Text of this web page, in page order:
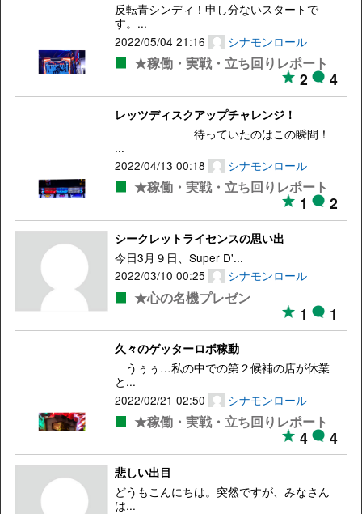
反転青シンディ！申し分ないスタートで
す。...
2022/05/04 21:16
シナモンロール
★稼働・実戦・立ち回りレポート
2 4
レッツディスクアップチャレンジ！
待っていたのはこの瞬間！
...
2022/04/13 00:18
シナモンロール
★稼働・実戦・立ち回りレポート
1 2
シークレットライセンスの思い出
今日3月９日、Super D'...
2022/03/10 00:25
シナモンロール
★心の名機プレゼン
1 1
久々のゲッターロボ稼動
うぅぅ…私の中での第２候補の店が休業
と...
2022/02/21 02:50
シナモンロール
★稼働・実戦・立ち回りレポート
4 4
悲しい出目
どうもこんにちは。突然ですが、みなさん
は...